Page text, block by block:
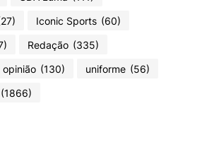
Iconic Sports (60)
Redação (335)
opinião (130) uniforme (56)
(1866)